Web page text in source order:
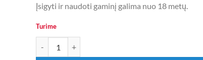
Įsigyti ir naudoti gaminį galima nuo 18 metų.
Turime